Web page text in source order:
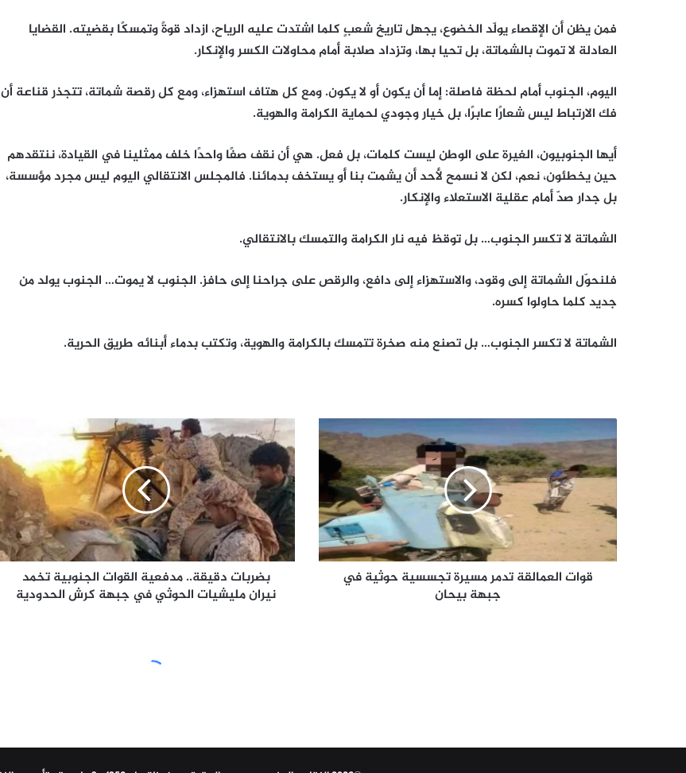
فمن يظن أن الإقصاء يولّد الخضوع، يجهل تاريخ شعبٍ كلما اشتدت عليه الرياح، ازداد قوةً وتمسكًا بقضيته. القضايا
العادلة لا تموت بالشماتة، بل تحيا بها، وتزداد صلابة أمام محاولات الكسر والإنكار.
اليوم، الجنوب أمام لحظة فاصلة: إما أن يكون أو لا يكون. ومع كل هتاف استهزاء، ومع كل رقصة شماتة، تتجذر قناعة أن
فك الارتباط ليس شعارًا عابرًا، بل خيار وجودي لحماية الكرامة والهوية.
أيها الجنوبيون، الغيرة على الوطن ليست كلمات، بل فعل. هي أن نقف صفًا واحدًا خلف ممثلينا في القيادة، ننتقدهم
حين يخطئون، نعم، لكن لا نسمح لأحد أن يشمت بنا أو يستخف بدمائنا. فالمجلس الانتقالي اليوم ليس مجرد مؤسسة،
بل جدار صدّ أمام عقلية الاستعلاء والإنكار.
الشماتة لا تكسر الجنوب… بل توقظ فيه نار الكرامة والتمسك بالانتقالي.
فلنحوّل الشماتة إلى وقود، والاستهزاء إلى دافع، والرقص على جراحنا إلى حافز. الجنوب لا يموت… الجنوب يولد من
جديد كلما حاولوا كسره.
الشماتة لا تكسر الجنوب… بل تصنع منه صخرة تتمسك بالكرامة والهوية، وتكتب بدماء أبنائه طريق الحرية.
قوات
العمالقة
تدمر
مسيرة
حوثية
في
جبهة
بيحان
قوات العمالقة تدمر مسيرة تجسسية حوثية في
جبهة بيحان
بضربات
دقيقة..
مدفعية
القوات
الجنوبية
تخمد
نيران
مليشيات
الحوثي
جبهة
بضربات دقيقة.. مدفعية القوات الجنوبية تخمد
نيران مليشيات الحوثي في جبهة كرش الحدودية